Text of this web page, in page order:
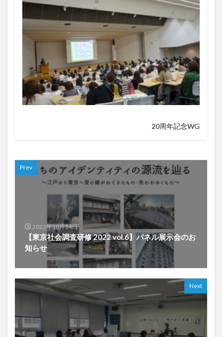
20周年記念WG
Prev
2022年10月14日
【東京社会調査研修 2022 vol.6】パネル展示会のお
知らせ
Next